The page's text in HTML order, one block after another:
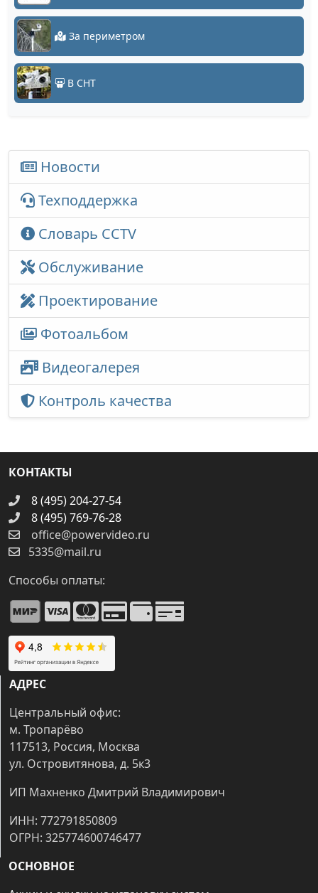
За периметром
В СНТ
Новости
Техподдержка
Словарь CCTV
Обслуживание
Проектирование
Фотоальбом
Видеогалерея
Контроль качества
КОНТАКТЫ
8 (495) 204-27-54
8 (495) 769-76-28
office@powervideo.ru
5335@mail.ru
Способы оплаты:
АДРЕС
Центральный офис:
м. Тропарёво
117513, Россия, Москва
ул. Островитянова, д. 5к3
ИП Махненко Дмитрий Владимирович
ИНН: 772791850809
ОГРН: 325774600746477
ОСНОВНОЕ